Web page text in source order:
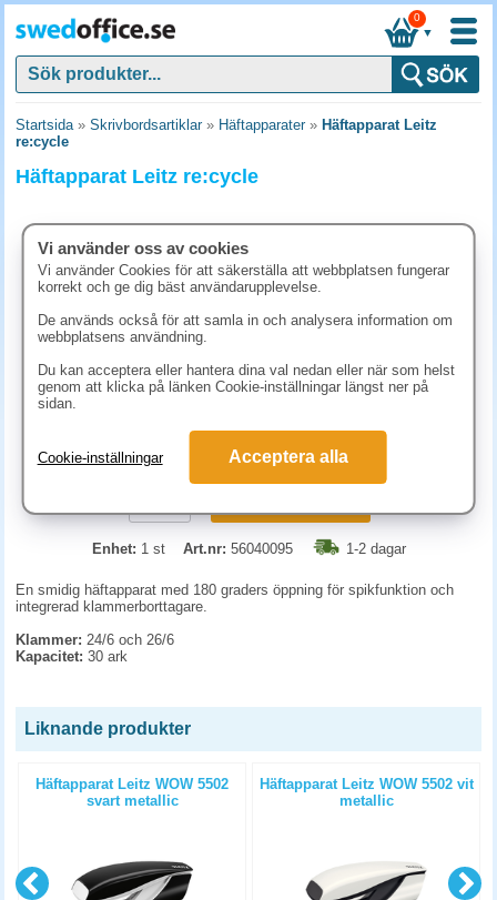
▼
0
Startsida» Skrivbordsartiklar» Häftapparater» Häftapparat Leitz
re:cycle
Häftapparat Leitz re:cycle
248.80 kr (inkl. moms)
Enhet: 1 st Art.nr: 56040095 1-2 dagar
En smidig häftapparat med 180 graders öppning för spikfunktion och
integrerad klammerborttagare.
Klammer: 24/6 och 26/6
Kapacitet: 30 ark
Liknande produkter
Häftapparat Leitz WOW 5502
svart metallic
Häftapparat Leitz WOW 5502 vit
metallic
Vi använder oss av cookies
Vi använder Cookies för att säkerställa att webbplatsen fungerar
korrekt och ge dig bäst användarupplevelse.
De används också för att samla in och analysera information om
webbplatsens användning.
Du kan acceptera eller hantera dina val nedan eller när som helst
genom att klicka på länken Cookie-inställningar längst ner på
sidan.
Cookie-inställningar Acceptera alla